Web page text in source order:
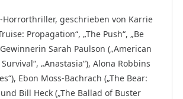
Horrorthriller, geschrieben von Karrie
Propagation“, „The Push“, „Be
Sarah Paulson („American
„Anastasia“), Alona Robbins
Ebon Moss-Bachrach („The Bear:
Bill Heck („The Ballad of Buster